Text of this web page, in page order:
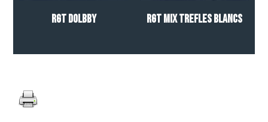
RGT DOLBBY RGT MIX TREFLES BLANCS